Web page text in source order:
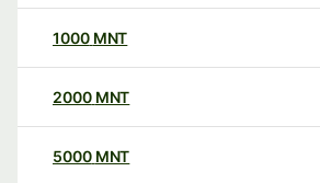
1000 MNT
2000 MNT
5000 MNT